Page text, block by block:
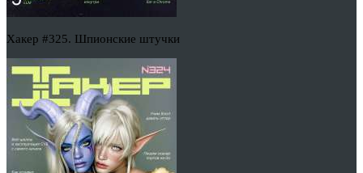
Хакер #325. Шпионские штучки